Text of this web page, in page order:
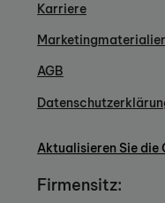
Karriere
AGB
Aktualisieren Sie
Firmensitz: